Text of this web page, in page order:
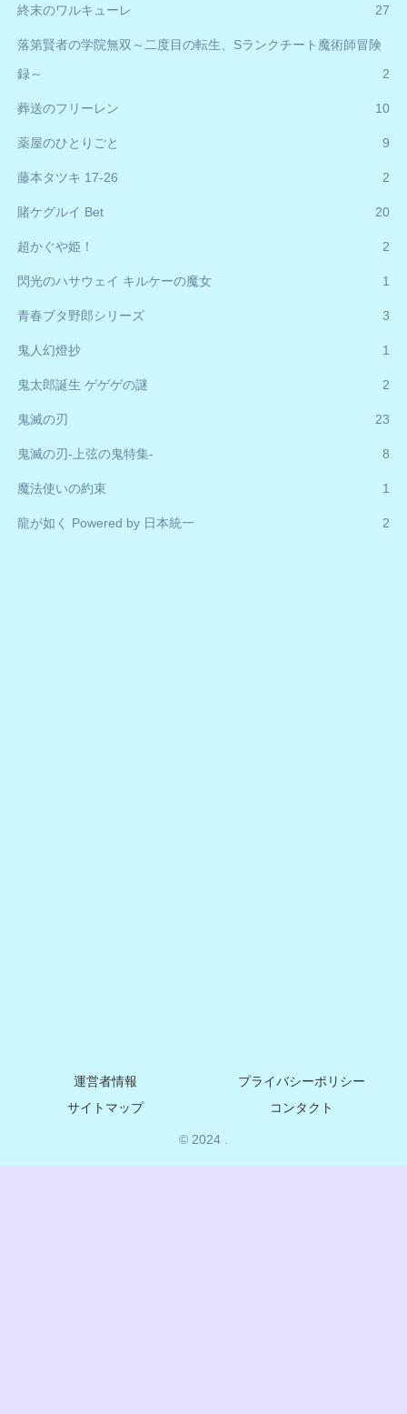
終末のワルキューレ 27
落第賢者の学院無双～二度目の転生、Sランクチート魔術師冒険
録～
2
葬送のフリーレン 10
薬屋のひとりごと 9
藤本タツキ 17-26 2
賭ケグルイ Bet 20
超かぐや姫！ 2
閃光のハサウェイ キルケーの魔女 1
青春ブタ野郎シリーズ 3
鬼人幻燈抄 1
鬼太郎誕生 ゲゲゲの謎 2
鬼滅の刃 23
鬼滅の刃-上弦の鬼特集- 8
魔法使いの約束 1
龍が如く Powered by 日本統一 2
運営者情報
プライバシーポリシー
サイトマップ
コンタクト
© 2024 .